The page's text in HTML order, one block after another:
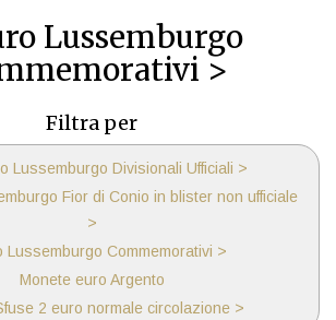
Lussemburgo
>
Filtra per
Lussemburgo Divisionali Ufficiali >
Fior di Conio in blister non ufficiale
>
Lussemburgo Commemorativi >
Monete euro Argento
2 euro normale circolazione >